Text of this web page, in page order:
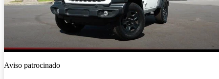
Aviso patrocinado